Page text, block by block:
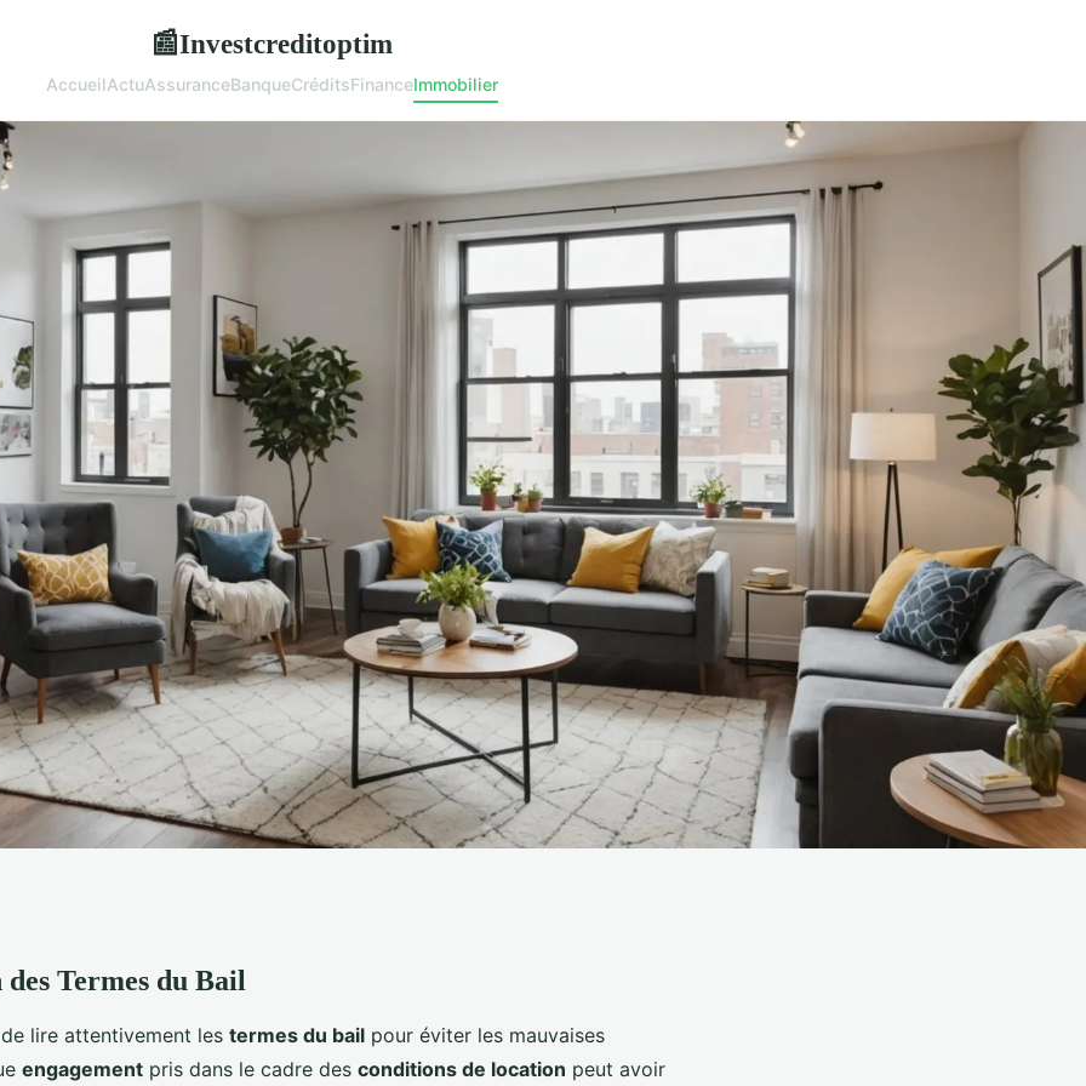
📰Investcreditoptim
AccueilActuAssuranceBanqueCréditsFinanceImmobilier
qu'il faut vérifier
de votre nouvel
Termes du Bail
lire attentivement les termes du bail pour éviter les mauvaises
engagement pris dans le cadre des conditions de location peut avoir